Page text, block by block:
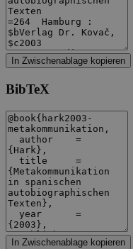
In Zwischenablage kopieren
BibTeX
In Zwischenablage kopieren